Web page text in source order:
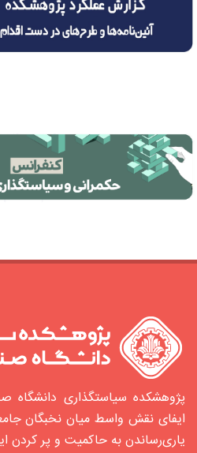
پژوهشکده سیاستگذاری
ایفای نقش واسط میان نخبگان
یاری‌رساندن به حاکمیت و پر کردن